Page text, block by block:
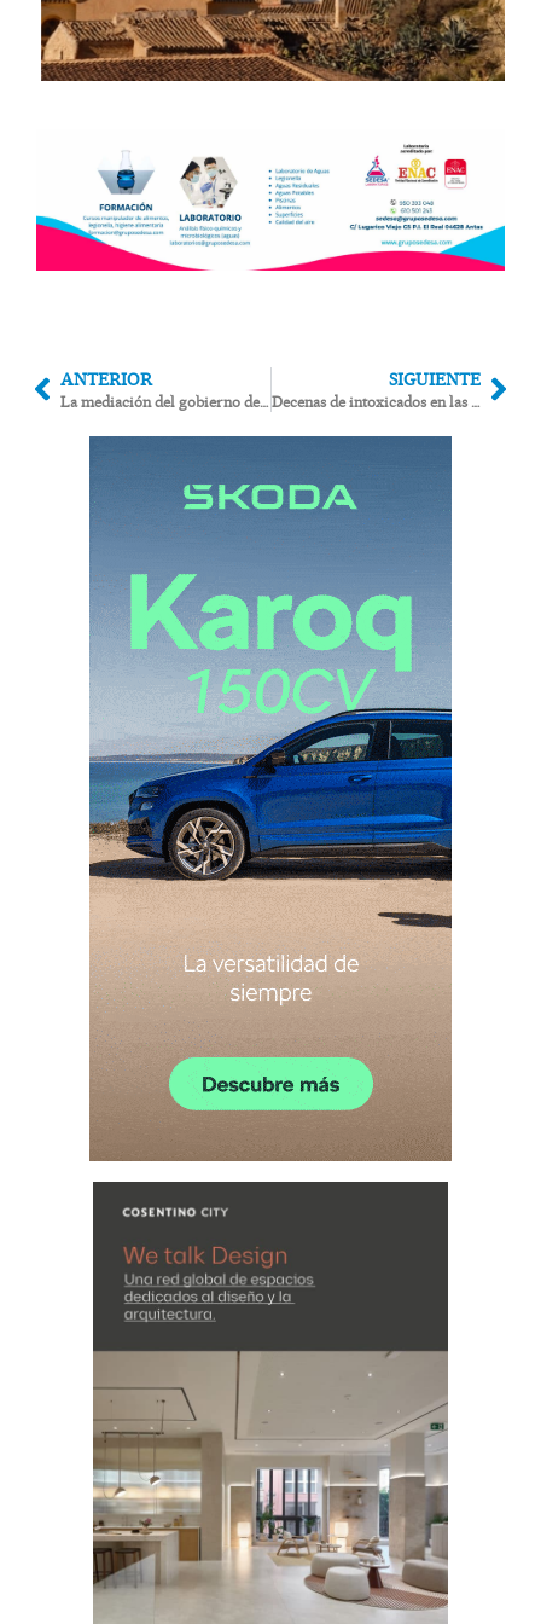
ANTERIOR
La mediación del gobierno de Pulpí desactiva la huelga anunciada de limpieza viaria y de playas
SIGUIENTE
Decenas de intoxicados en las hogueras de San Juan en la playa de Mojácar